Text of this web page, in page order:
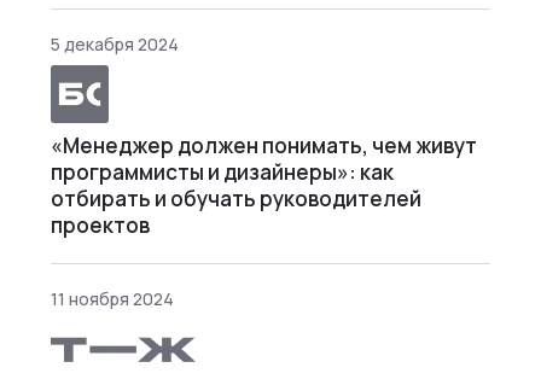
5 декабря 2024
«Менеджер должен понимать, чем живут
программисты и дизайнеры»: как
отбирать и обучать руководителей
проектов
11 ноября 2024